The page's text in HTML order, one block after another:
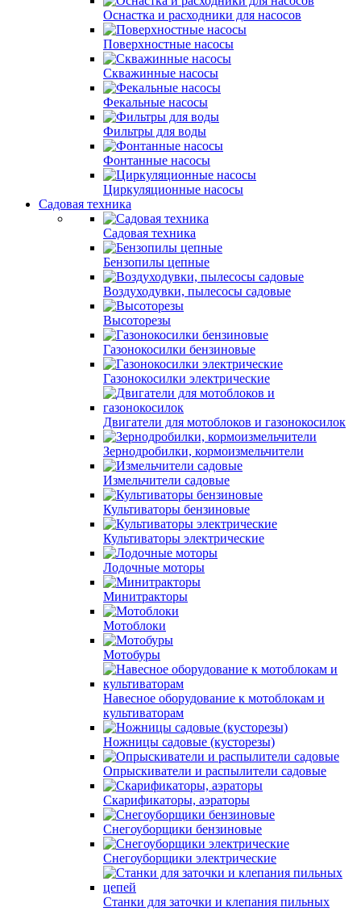
Оснастка и расходники для насосов
Поверхностные насосы
Скважинные насосы
Фекальные насосы
Фильтры для воды
Фонтанные насосы
Циркуляционные насосы
Садовая техника
Садовая техника
Бензопилы цепные
Воздуходувки, пылесосы садовые
Высоторезы
Газонокосилки бензиновые
Газонокосилки электрические
Двигатели для мотоблоков и газонокосилок
Зернодробилки, кормоизмельчители
Измельчители садовые
Культиваторы бензиновые
Культиваторы электрические
Лодочные моторы
Минитракторы
Мотоблоки
Мотобуры
Навесное оборудование к мотоблокам и
культиваторам
Ножницы садовые (кусторезы)
Опрыскиватели и распылители садовые
Скарификаторы, аэраторы
Снегоуборщики бензиновые
Снегоуборщики электрические
Станки для заточки и клепания пильных